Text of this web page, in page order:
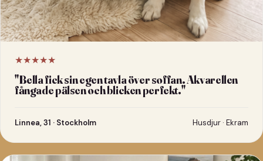
★★★★★
"Bella fick sin egen tavla över soffan. Akvarellen
fångade pälsen och blicken perfekt."
Linnea, 31 · Stockholm Husdjur · Ekram